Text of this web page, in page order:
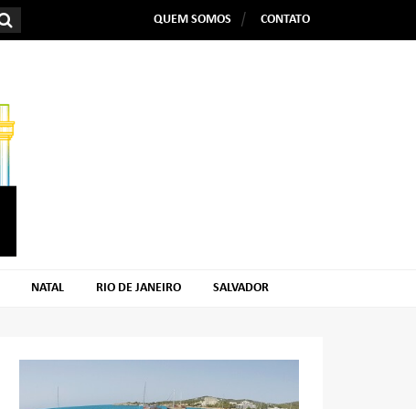
QUEM SOMOS CONTATO
NATAL RIO DE JANEIRO SALVADOR